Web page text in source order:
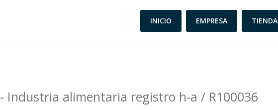
INICIO EMPRESA TIENDA
- Industria alimentaria registro h-a / R100036